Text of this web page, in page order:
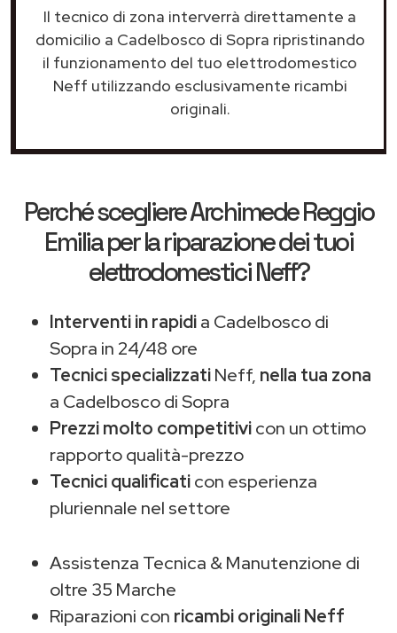
Il tecnico di zona interverrà direttamente a
domicilio a Cadelbosco di Sopra ripristinando
il funzionamento del tuo elettrodomestico
Neff utilizzando esclusivamente ricambi
originali.
Perché scegliereArchimede Reggio
Emiliaper la riparazione dei tuoi
elettrodomestici Neff?
Interventi in rapidia Cadelbosco di
Sopra in 24/48 ore
Tecnici specializzatiNeff, nella tua zona
a Cadelbosco di Sopra
Prezzi molto competitivicon un ottimo
rapporto qualità-prezzo
Tecnici qualificaticon esperienza
pluriennale nel settore
Assistenza Tecnica & Manutenzione di
oltre 35 Marche
Riparazioni con ricambi originali Neff